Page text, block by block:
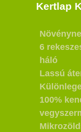
Kertlap
6
háló
Lassú
100%